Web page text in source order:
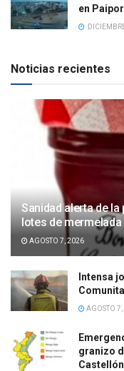
en
Noticias recientes
Sanidad alerta de
lotes de
AGOSTO 7, 2026
Intensa
AGOSTO
granizo
Castellón